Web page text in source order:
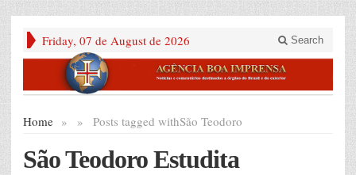
Friday, 07 de August de 2026 Search
Home » Posts tagged with
» São Teodoro
São Teodoro Estudita